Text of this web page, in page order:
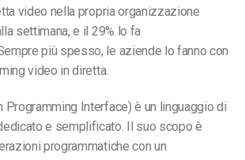
video nella propria organizzazione
settimana, e il 29% lo fa
più spesso, le aziende lo fanno con
video in diretta.
Programming Interface) è un linguaggio di
e semplificato. Il suo scopo è
programmatiche con un